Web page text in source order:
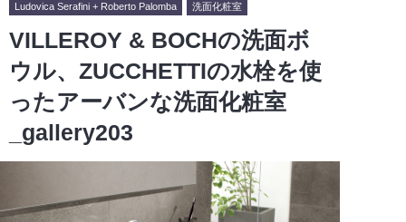
Ludovica Serafini + Roberto Palomba 洗面化粧室
VILLEROY & BOCHの洗面ボ
ウル、ZUCCHETTIの水栓を使
ったアーバンな洗面化粧室
_gallery203